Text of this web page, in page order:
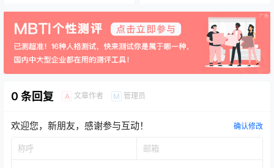
0 条回复 A 文章作者 M 管理员
欢迎您，新朋友，感谢参与互动！ 确认修改